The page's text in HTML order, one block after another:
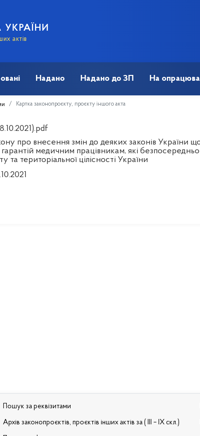
актів
Надано Надано до ЗП На
Картка законопроєкту, проєкту іншого акта
про внесення змін до деяких законів України
медичним працівникам, які
та територіальної цілісності України
Пошук за реквізитами
Архів законопроєктів, проєктів інших актів за ( III – IX скл.)